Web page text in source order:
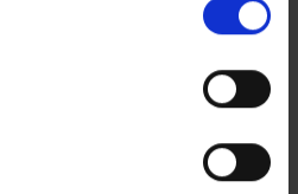
consenso in qualsiasi
sui cookie o facendo clic
sulla tua posizione
di qualche
Finland
Finland